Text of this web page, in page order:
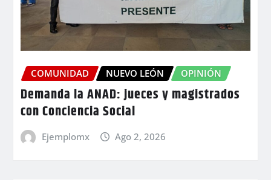
COMUNIDAD NUEVO LEÓN OPINIÓN
Demanda la ANAD: jueces y magistrados
con Conciencia Social
Ejemplomx Ago 2, 2026